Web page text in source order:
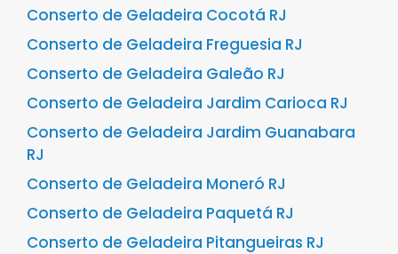
Conserto de Geladeira Cocotá RJ
Conserto de Geladeira Freguesia RJ
Conserto de Geladeira Galeão RJ
Conserto de Geladeira Jardim Carioca RJ
Conserto de Geladeira Jardim Guanabara
RJ
Conserto de Geladeira Moneró RJ
Conserto de Geladeira Paquetá RJ
Conserto de Geladeira Pitangueiras RJ